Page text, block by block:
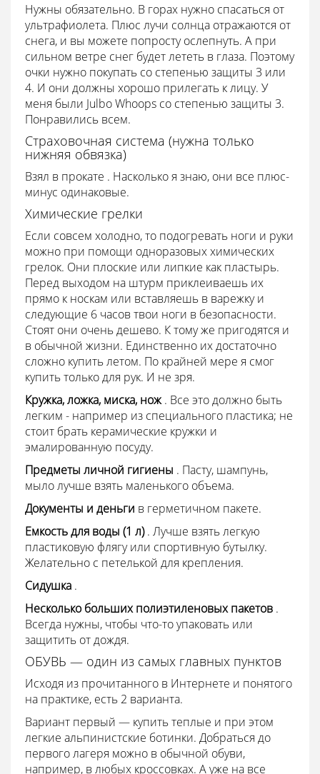
Нужны обязательно. В горах нужно спасаться от
ультрафиолета. Плюс лучи солнца отражаются от
снега, и вы можете попросту ослепнуть. А при
сильном ветре снег будет лететь в глаза. Поэтому
очки нужно покупать со степенью защиты 3 или
4. И они должны хорошо прилегать к лицу. У
меня были Julbo Whoops со степенью защиты 3.
Понравились всем.
Страховочная система (нужна только
нижняя обвязка)
Взял в прокате . Насколько я знаю, они все плюс-
минус одинаковые.
Химические грелки
Если совсем холодно, то подогревать ноги и руки
можно при помощи одноразовых химических
грелок. Они плоские или липкие как пластырь.
Перед выходом на штурм приклеиваешь их
прямо к носкам или вставляешь в варежку и
следующие 6 часов твои ноги в безопасности.
Стоят они очень дешево. К тому же пригодятся и
в обычной жизни. Единственно их достаточно
сложно купить летом. По крайней мере я смог
купить только для рук. И не зря.
Кружка, ложка, миска, нож. Все это должно быть
легким - например из специального пластика; не
стоит брать керамические кружки и
эмалированную посуду.
Предметы личной гигиены . Пасту, шампунь,
мыло лучше взять маленького объема.
Документы и деньги в герметичном пакете.
Емкость для воды (1 л). Лучше взять легкую
пластиковую флягу или спортивную бутылку.
Желательно с петелькой для крепления.
Сидушка .
Несколько больших полиэтиленовых пакетов .
Всегда нужны, чтобы что-то упаковать или
защитить от дождя.
ОБУВЬ — один из самых главных пунктов
Исходя из прочитанного в Интернете и понятого
на практике, есть 2 варианта.
Вариант первый — купить теплые и при этом
легкие альпинистские ботинки. Добраться до
первого лагеря можно в обычной обуви,
например, в любых кроссовках. А уже на все